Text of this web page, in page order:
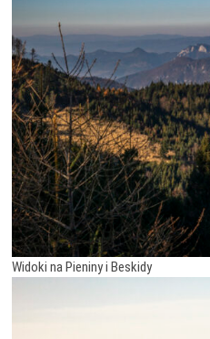
Widoki na Pieniny i Beskidy